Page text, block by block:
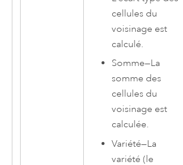
cellules du
voisinage est
calculé.
Somme—La
somme des
cellules du
voisinage est
calculée.
Variété—La
variété (le